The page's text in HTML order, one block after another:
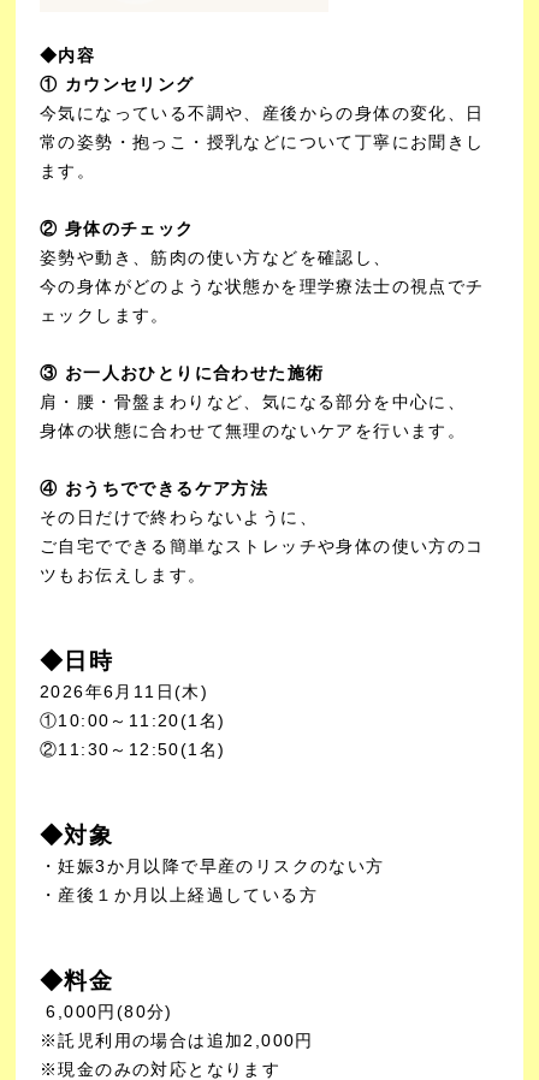
◆内容
① カウンセリング
今気になっている不調や、産後からの身体の変化、日
常の姿勢・抱っこ・授乳などについて丁寧にお聞きし
ます。
② 身体のチェック
姿勢や動き、筋肉の使い方などを確認し、
今の身体がどのような状態かを理学療法士の視点でチ
ェックします。
③ お一人おひとりに合わせた施術
肩・腰・骨盤まわりなど、気になる部分を中心に、
身体の状態に合わせて無理のないケアを行います。
④ おうちでできるケア方法
その日だけで終わらないように、
ご自宅でできる簡単なストレッチや身体の使い方のコ
ツもお伝えします。
◆日時
2026年6月11日(木)
①10:00～11:20(1名)
②11:30～12:50(1名)
◆対象
・妊娠3か月以降で早産のリスクのない方
・産後１か月以上経過している方
◆料金
6,000円(80分)
※託児利用の場合は追加2,000円
※現金のみの対応となります